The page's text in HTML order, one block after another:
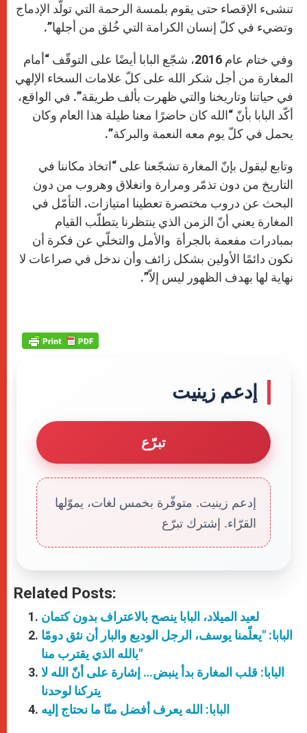
تنشىء الإقصاء حتى يقوم بلمسة الرحمة التي تولّد الإدماج
وتضيء في كلّ إنسان الكرامة التي خُلق من أجلها”.
وفي ختام عام 2016، شجّع البابا أيضًا على التوقّف “أمام
المغارة من أجل شكر الله على كلّ علامات السخاء الإلهي
في حياتنا وتاريخنا والتي ظهرت بألف طريقة”. في الواقع،
أكّد البابا بأنّ “الله كان حاضرًا معنا طيلة هذا العام وكان
يحمل في كلّ يوم معه النعمة والبركة”.
وتابع ليقول بإنّ المغارة تشجّعنا على “اتخاذ مكاننا في
التاريخ من دون تذمّر ومرارة وانغلاق وهروب من دون
البحث عن دروب مختصرة تعطينا امتيازات. التأمّل في
المغارة يعني أنّ الزمن الذي ينتظرنا يتطلّب القيام
بمبادرات مفعمة بالجرأة والأمل والتخلّي عن فكرة أن
نكون دائمًا الأولين بشكل زائف وأن ندخل في صراعات لا
نهاية لها بهدف الظهور ليس إلاّ”.
إدعم زينيت
تبرّع
إدعم زينيت. متوفّرة بخمس لغات، يموّلها
القرّاء. إشترك تبرّع
Related Posts:
لعيد الميلاد، البابا ينصح بالاعتراف بدون كتمان
البابا: "يعلّمنا يوسف، الرجل الوديع والبار أن نثق دومًا
بالله الذي يقترب منا"
البابا: قلب المغارة بدأ ينبض… إشارة على أنّ الله لا
يتركنا لوحدنا
البابا: الله يعرف أفضل منّا ما نحتاج إليه